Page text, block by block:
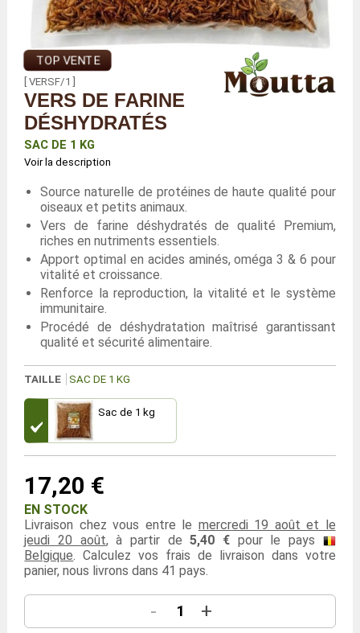
TOP VENTE
[ VERSF/1 ]
VERS DE FARINE
DÉSHYDRATÉS
SAC DE 1 KG
Voir la description
Source naturelle de protéines de haute qualité pour
oiseaux et petits animaux.
Vers de farine déshydratés de qualité Premium,
riches en nutriments essentiels.
Apport optimal en acides aminés, oméga 3 & 6 pour
vitalité et croissance.
Renforce la reproduction, la vitalité et le système
immunitaire.
Procédé de déshydratation maîtrisé garantissant
qualité et sécurité alimentaire.
TAILLE SAC DE 1 KG
Sac de 1 kg
17,20 €
EN STOCK
Livraison chez vous entre le mercredi 19 août et le
jeudi 20 août, à partir de5,40 € pour le pays
Belgique. Calculez vos frais de livraison dans votre
panier, nous livrons dans 41 pays.
- +